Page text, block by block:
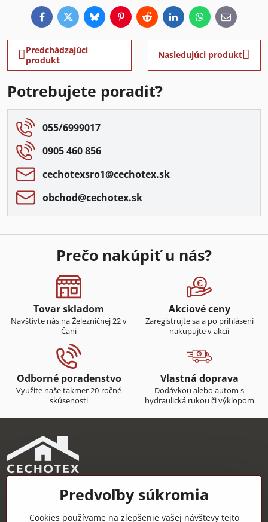
FacebookTwitterBlueskyPinterestRedditLinkedInWhatsApp
E-
mail
Predchádzajúci
produkt
Nasledujúci produkt
Potrebujete poradiť?
055/6999017
0905 460 856
cechotexsro1​@cechotex​.sk
obchod​@cechotex​.sk
Prečo nakúpiť u nás?
Tovar skladom
Navštívte nás na Železničnej 22 v
Čani
Akciové ceny
Zaregistrujte sa a po prihlásení
nakupujte v akcii
Odborné poradenstvo
Využite naše takmer 20-ročné
skúsenosti
Vlastná doprava
Dodávkou alebo autom s
hydraulická rukou či výklopom
CECHOTEX s.r.o.
Železničná 22, 044 14 Čaňa
Predvoľby súkromia
Cookies používame na zlepšenie vašej návštevy tejto